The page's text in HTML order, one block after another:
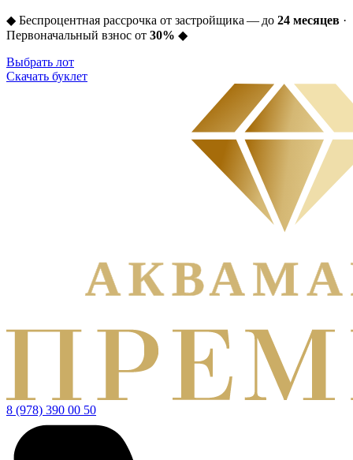
◆ Беспроцентная рассрочка от застройщика — до 24 месяцев ·
Первоначальный взнос от 30% ◆
Выбрать лот
Скачать буклет
8 (978) 390 00 50